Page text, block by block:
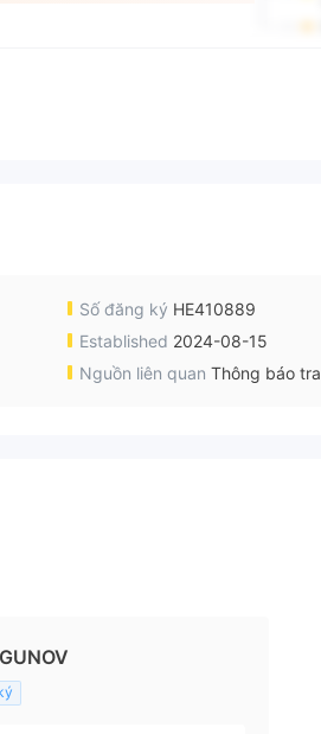
Số đăng ký HE410889
Established 2024-08-15
Nguồn liên quan Thông báo